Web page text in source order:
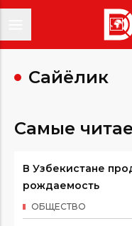
Сайёҳлик
Самые
В Узбекистане
рождаемость
ОБЩЕСТВО